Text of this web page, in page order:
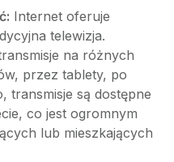
Internet oferuje
telewizja.
na różnych
przez tablety, po
transmisje są dostępne
co jest ogromnym
lub mieszkających